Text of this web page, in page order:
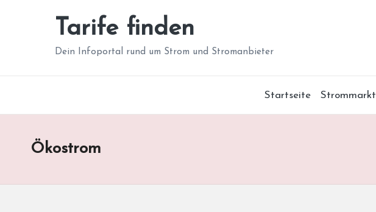
Tarife finden
Dein Infoportal rund um Strom und Stromanbieter
Startseite Strommarkt
Ökostrom